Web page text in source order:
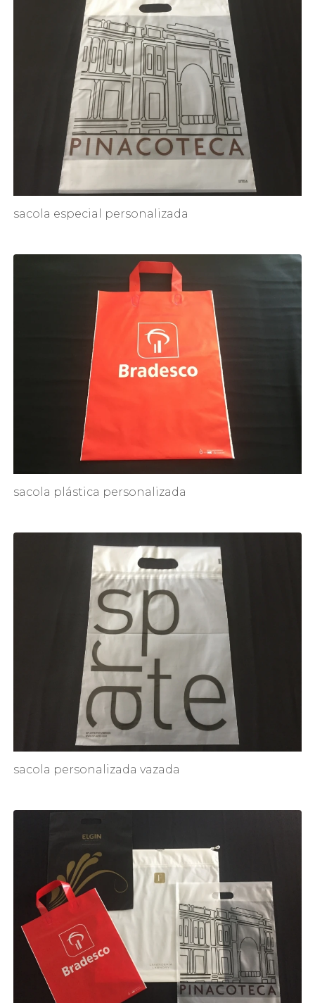
sacola especial personalizada
sacola plástica personalizada
sacola personalizada vazada